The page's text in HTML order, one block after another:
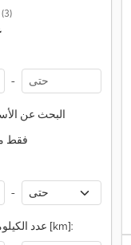
(3)
-
البحث عن
فقط
-
عدد الكيلومترات المقطوعة [km]: